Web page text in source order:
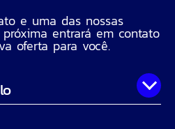
e uma das nossas
entrará em contato
oferta para você.